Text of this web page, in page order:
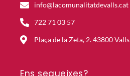
info@lacomunalitatdevalls.cat
722 71 03 57
Plaça de la Zeta, 2. 43800 Valls
Ens segueixes?